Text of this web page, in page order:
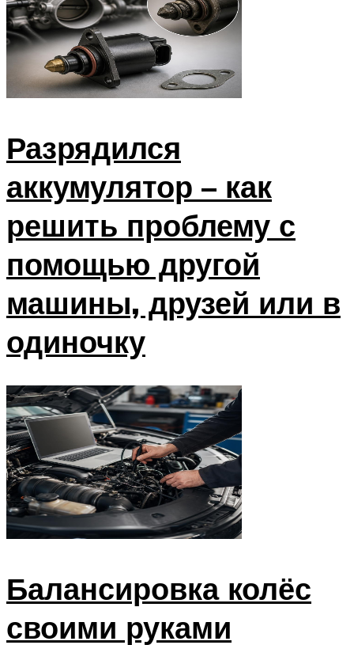
Разрядился
аккумулятор – как
решить проблему с
помощью другой
машины, друзей или в
одиночку
Балансировка колёс
своими руками